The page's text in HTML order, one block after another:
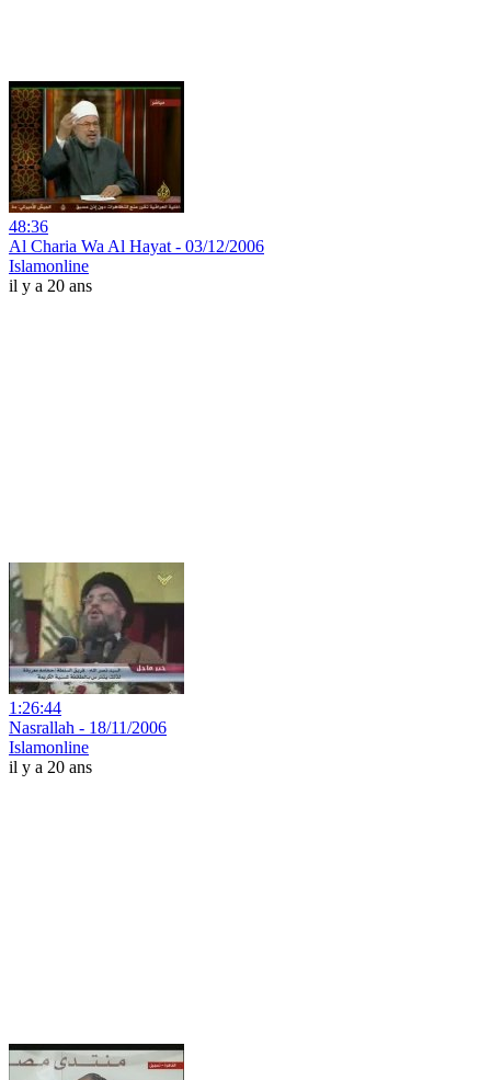
48:36
Al Charia Wa Al Hayat - 03/12/2006
Islamonline
il y a 20 ans
1:26:44
Nasrallah - 18/11/2006
Islamonline
il y a 20 ans